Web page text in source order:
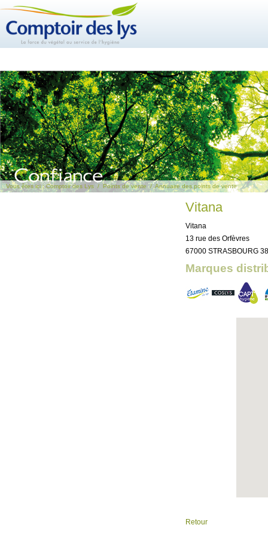
Vous êtes ici : Comptoir des Lys /Points de vente /Annuaire des points de vente
Vitana
Vitana
13 rue des Orfèvres
67000 STRASBOURG
Marques
Retour